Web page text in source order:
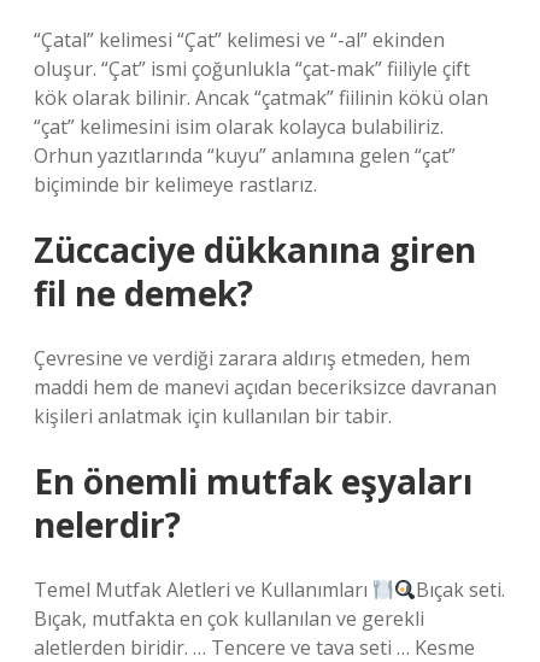
“Çatal” kelimesi “Çat” kelimesi ve “-al” ekinden
oluşur. “Çat” ismi çoğunlukla “çat-mak” fiiliyle çift
kök olarak bilinir. Ancak “çatmak” fiilinin kökü olan
“çat” kelimesini isim olarak kolayca bulabiliriz.
Orhun yazıtlarında “kuyu” anlamına gelen “çat”
biçiminde bir kelimeye rastlarız.
Züccaciye dükkanına giren
fil ne demek?
Çevresine ve verdiği zarara aldırış etmeden, hem
maddi hem de manevi açıdan beceriksizce davranan
kişileri anlatmak için kullanılan bir tabir.
En önemli mutfak eşyaları
nelerdir?
Temel Mutfak Aletleri ve Kullanımları
Bıçak seti.
Bıçak, mutfakta en çok kullanılan ve gerekli
aletlerden biridir. … Tencere ve tava seti … Kesme